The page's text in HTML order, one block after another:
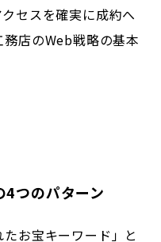
セスを確実に成約へ
店のWeb戦略の基本
つのパターン
お宝キーワード」と